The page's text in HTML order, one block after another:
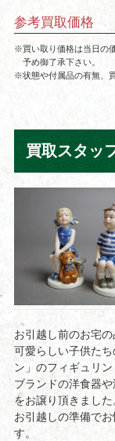
参考買取価格
※買い取り価格は当日の
予め御了承下さい。
※状態や付属品の有無、
買取スタッ
お引越し前のお宅の
可愛らしい子供た
ン」のフィギュリ
ブランドの洋食器
をお譲り頂きました
お引越しの準備で
す。